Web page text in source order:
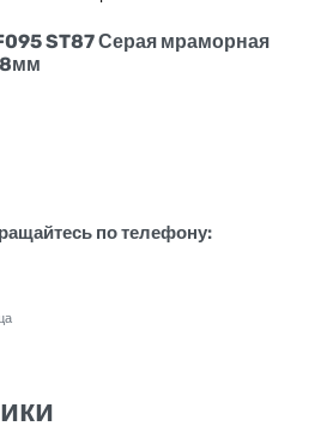
ST87 Серая мраморная
по телефону: